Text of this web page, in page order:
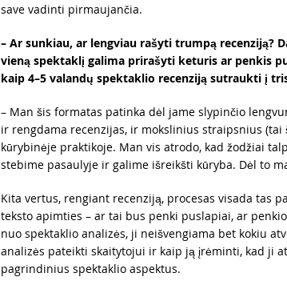
save vadinti pirmaujančia.
– Ar sunkiau, ar lengviau rašyti trumpą recenziją?
vieną spektaklį galima prirašyti keturis ar penkis
kaip 4–5 valandų spektaklio recenziją sutraukti į
– Man šis formatas patinka dėl jame slypinčio
ir rengdama recenzijas, ir mokslinius straipsnius
kūrybinėje praktikoje. Man vis atrodo, kad žodžiai
stebime pasaulyje ir galime išreikšti kūryba. Dėl to
Kita vertus, rengiant recenziją, procesas visada tas
teksto apimties – ar tai bus penki puslapiai, ar
nuo spektaklio analizės, ji neišvengiama bet kokiu
analizės pateikti skaitytojui ir kaip ją įrėminti, kad ji
pagrindinius spektaklio aspektus.